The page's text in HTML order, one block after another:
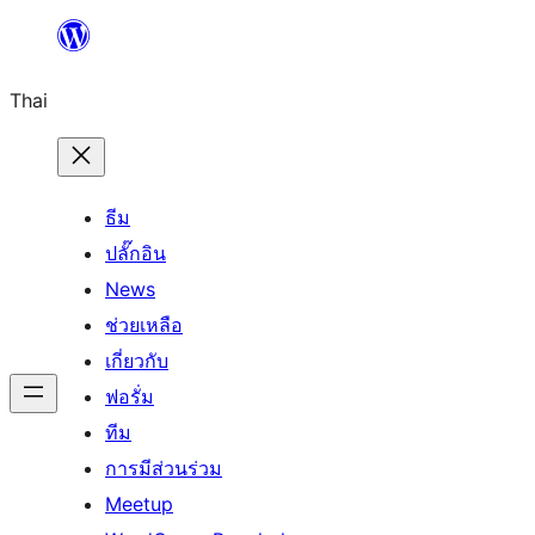
ยัง
เนื้อหา
Thai
ธีม
ปลั๊กอิน
News
ช่วยเหลือ
เกี่ยวกับ
ฟอรั่ม
ทีม
การมีส่วนร่วม
Meetup